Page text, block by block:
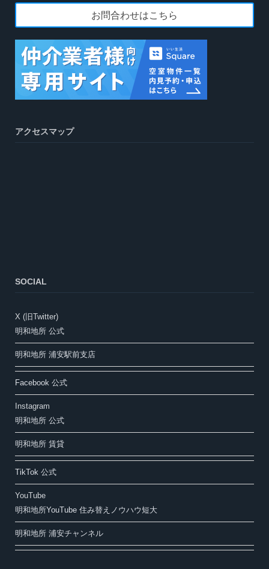
お問合わせはこちら
アクセスマップ
SOCIAL
X (旧Twitter)
明和地所 公式
明和地所 浦安駅前支店
Facebook 公式
Instagram
明和地所 公式
明和地所 賃貸
TikTok 公式
YouTube
明和地所YouTube 住み替えノウハウ短大
明和地所 浦安チャンネル